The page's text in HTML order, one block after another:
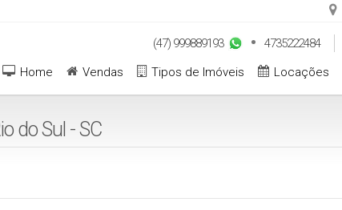
(47) 999889193
4735222484
Locações
Tipos de Imóveis
Vendas
Home
do Sul - SC